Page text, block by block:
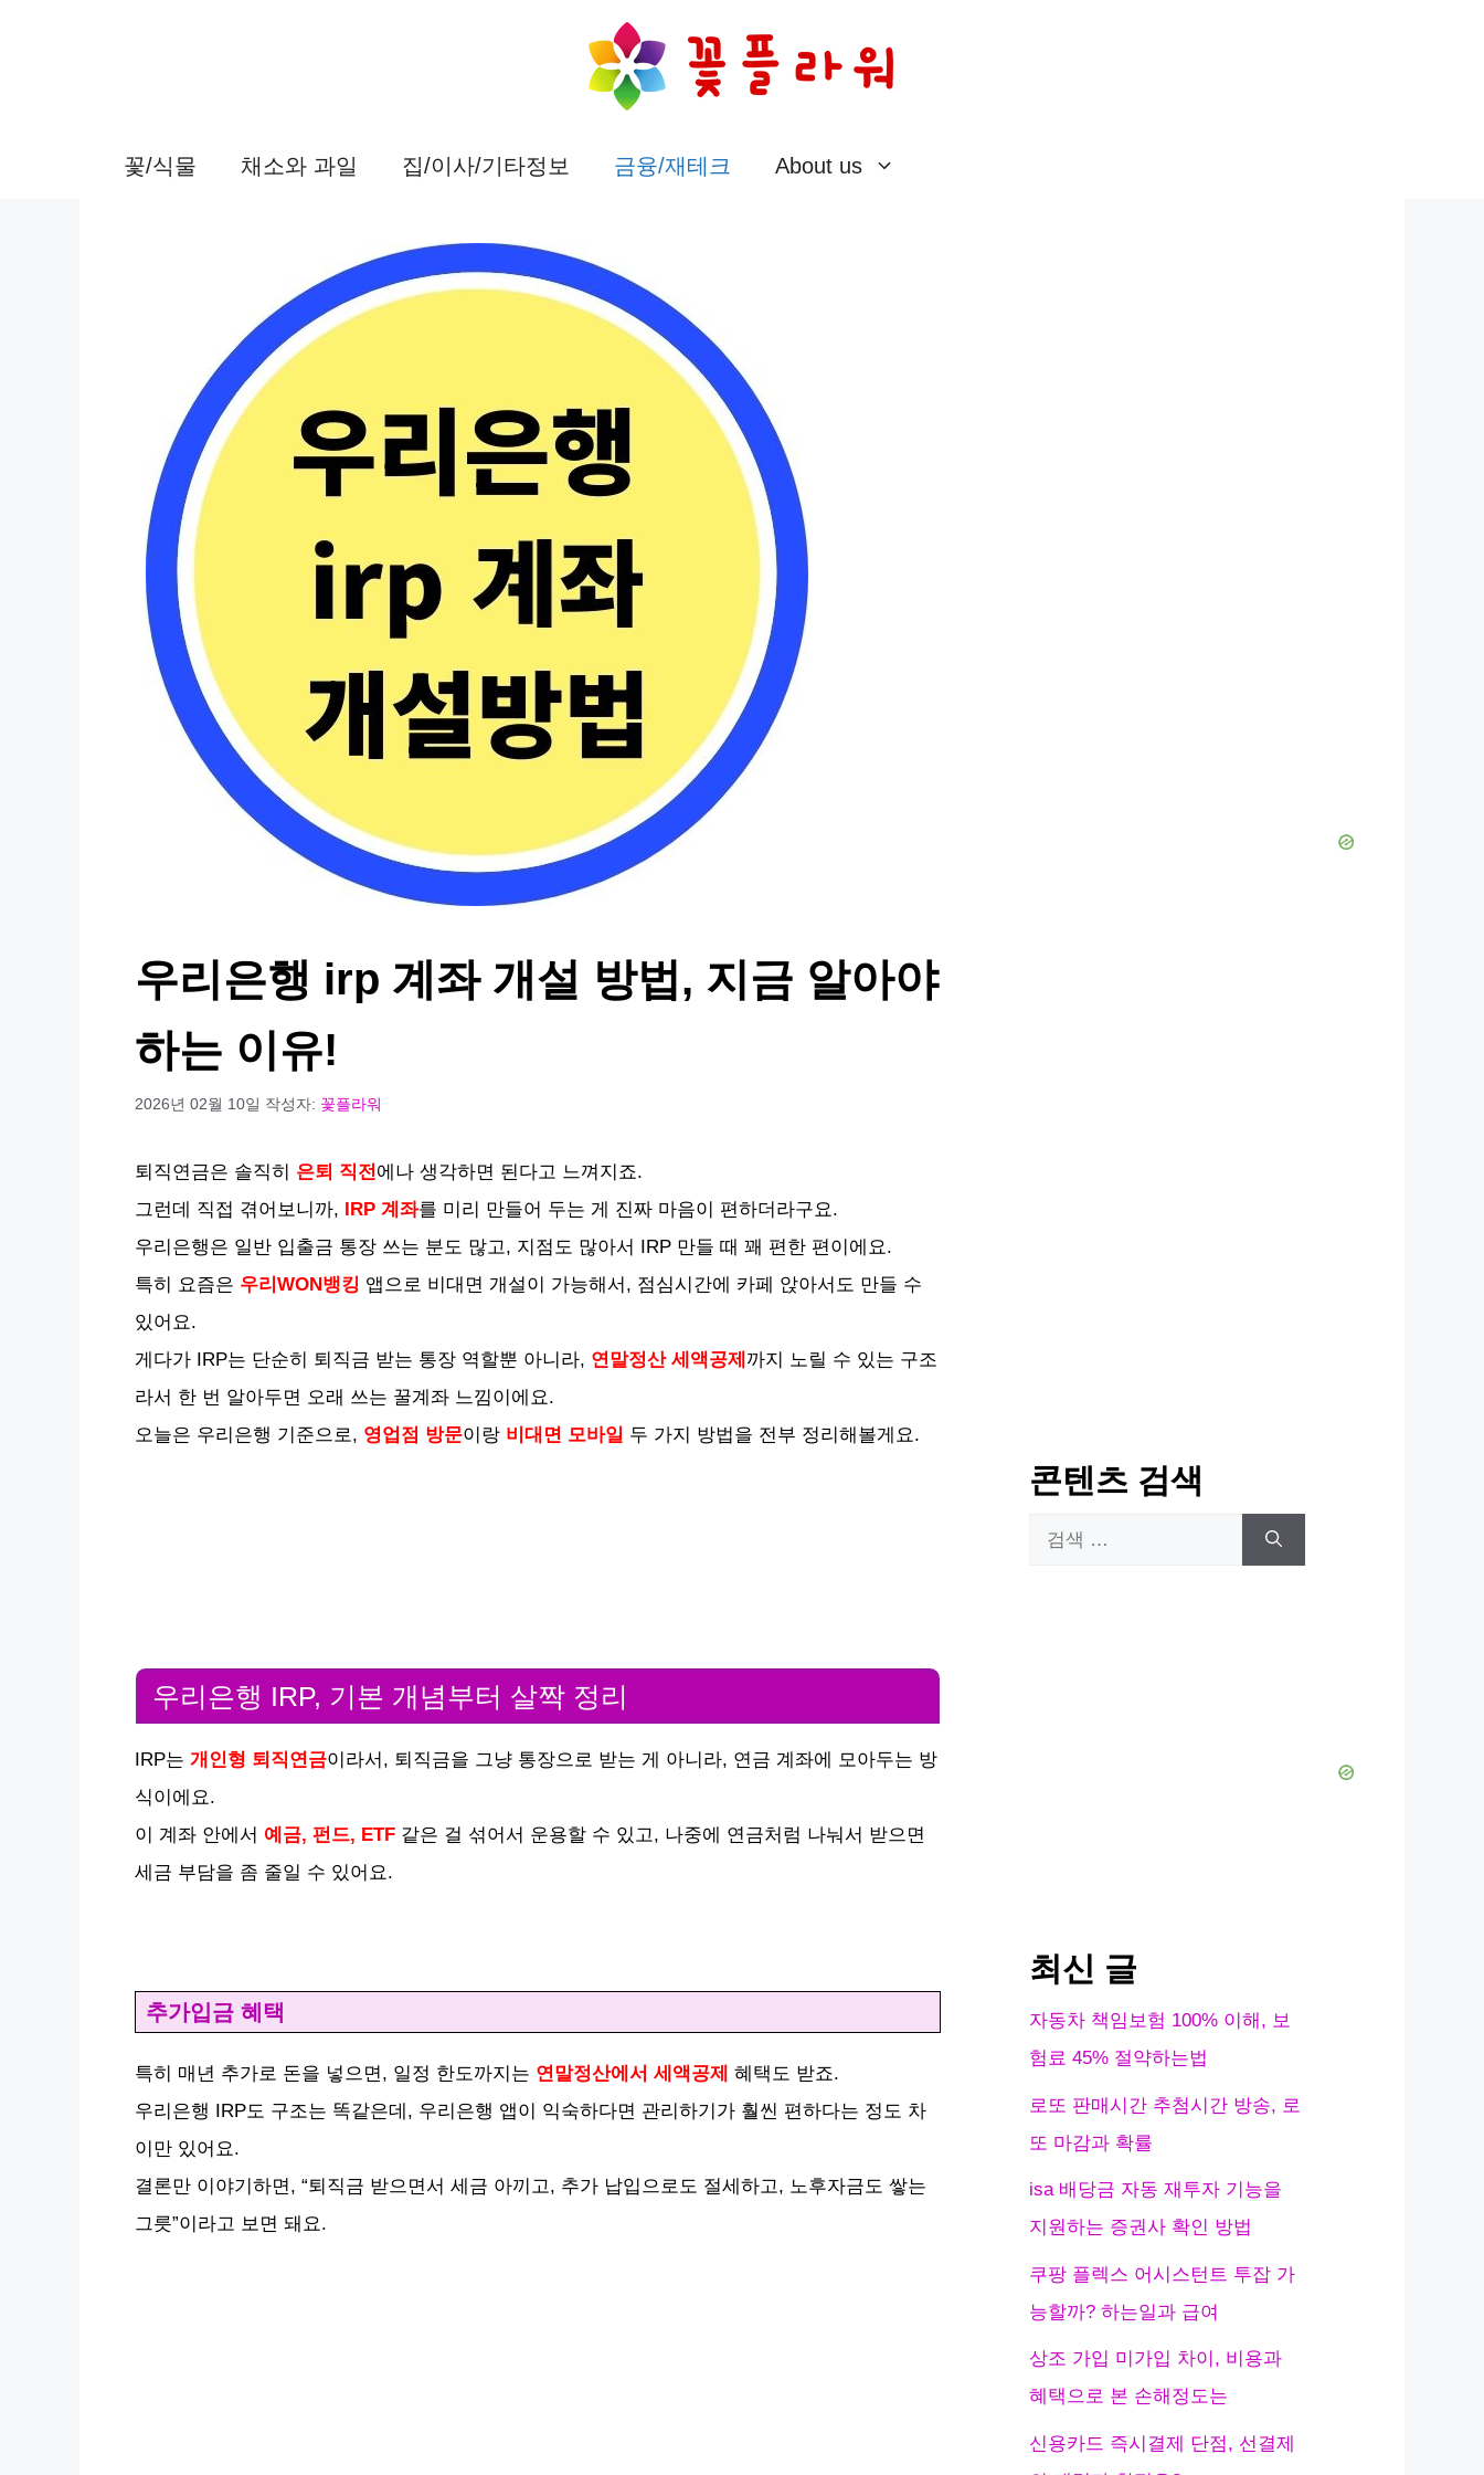
꽃/식물 채소와 과일 집/이사/기타정보 금융/재테크 About us
우리은행 irp 계좌 개설 방법, 지금 알아야
하는 이유!
2026년 02월 10일 작성자: 꽃플라워
퇴직연금은 솔직히 은퇴 직전에나 생각하면 된다고 느껴지죠.
그런데 직접 겪어보니까,
IRP 계좌를 미리 만들어 두는 게 진짜 마음이 편하더라구요.
우리은행은 일반 입출금 통장 쓰는 분도 많고, 지점도 많아서 IRP 만들 때 꽤 편한 편이에요.
특히 요즘은 우리WON뱅킹 앱으로 비대면 개설이 가능해서, 점심시간에 카페 앉아서도 만들 수
있어요.
게다가 IRP는 단순히 퇴직금 받는 통장 역할뿐 아니라, 연말정산 세액공제 까지 노릴 수 있는 구조
라서 한 번 알아두면 오래 쓰는 꿀계좌 느낌이에요.
오늘은 우리은행 기준으로, 영업점 방문이랑 비대면 모바일 두 가지 방법을 전부 정리해볼게요.
우리은행 IRP, 기본 개념부터 살짝 정리
IRP는 개인형 퇴직연금이라서, 퇴직금을 그냥 통장으로 받는 게 아니라, 연금 계좌에 모아두는 방
식이에요.
이 계좌 안에서 예금, 펀드, ETF 같은 걸 섞어서 운용할 수 있고, 나중에 연금처럼 나눠서 받으면
세금 부담을 좀 줄일 수 있어요.
추가입금 혜택
특히 매년 추가로 돈을 넣으면, 일정 한도까지는 연말정산에서 세액공제 혜택도 받죠.
우리은행 IRP도 구조는 똑같은데, 우리은행 앱이 익숙하다면 관리하기가 훨씬 편하다는 정도 차
이만 있어요.
결론만 이야기하면, “퇴직금 받으면서 세금 아끼고, 추가 납입으로도 절세하고, 노후자금도 쌓는
그릇”이라고 보면 돼요.
콘텐츠 검색
최신 글
자동차 책임보험 100% 이해, 보
험료 45% 절약하는법
로또 판매시간 추첨시간 방송, 로
또 마감과 확률
isa 배당금 자동 재투자 기능을
지원하는 증권사 확인 방법
쿠팡 플렉스 어시스턴트 투잡 가
능할까? 하는일과 급여
상조 가입 미가입 차이, 비용과
혜택으로 본 손해정도는
신용카드 즉시결제 단점, 선결제